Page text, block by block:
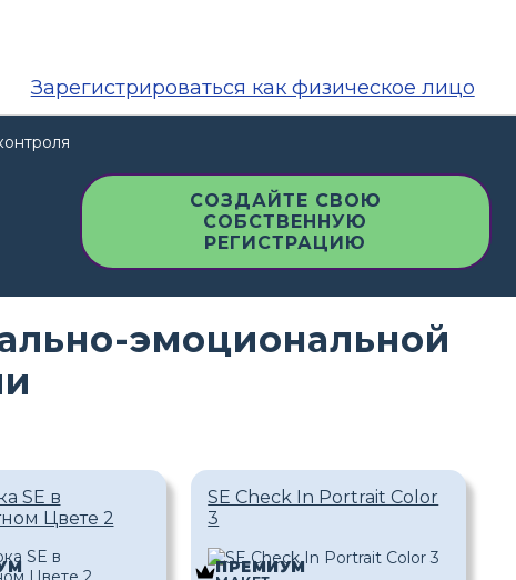
Зарегистрироваться как физическое лицо
СОЗДАЙТЕ СВОЮ
СОБСТВЕННУЮ
РЕГИСТРАЦИЮ
эмоциональной
SE в
Цвете 2
SE Check In Portrait Color
3
ПРЕМИУМ